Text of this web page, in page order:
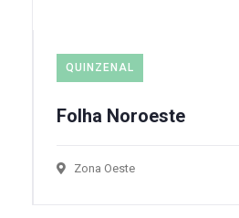
QUINZENAL
Folha Noroeste
Zona Oeste